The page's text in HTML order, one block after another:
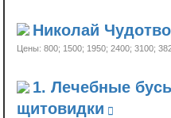
Николай
Цены: 800; 1500; 1950; 2400; 3100;
1. Лечебные
щитовидки